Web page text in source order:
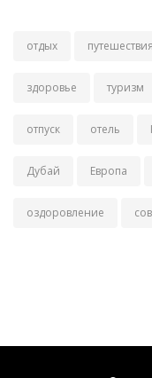
отдых путешествия
здоровье туризм
отпуск отель
Дубай Европа
оздоровление